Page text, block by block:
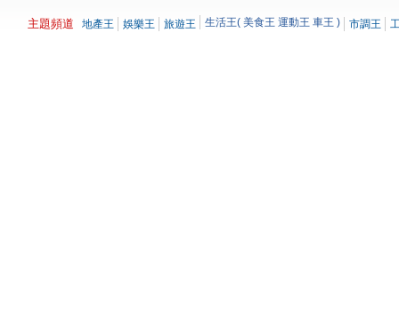
主題頻道 地產王 娛樂王 旅遊王 生活王( 美食王 運動王 車王 ) 市調王